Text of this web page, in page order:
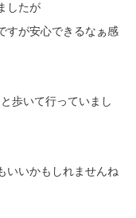
したが
すが安心できるなぁ感
歩いて行っていまし
いいかもしれませんね